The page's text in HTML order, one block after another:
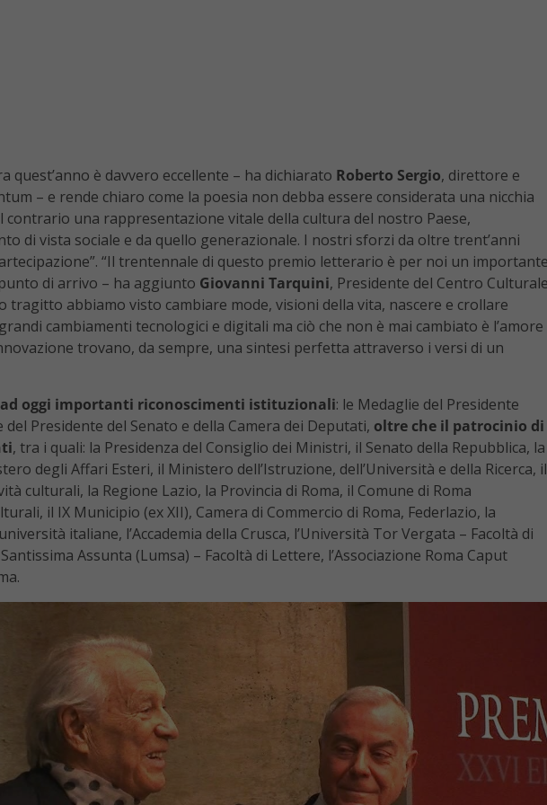
quest’anno è davvero eccellente – ha dichiarato Roberto Sergio, direttore e
– e rende chiaro come la poesia non debba essere considerata una nicchia
contrario una rappresentazione vitale della cultura del nostro Paese,
di vista sociale e da quello generazionale. I nostri sforzi da oltre trent’anni
“Il trentennale di questo premio letterario è per noi un
di arrivo – ha aggiunto Giovanni Tarquini, Presidente del Centro
tragitto abbiamo visto cambiare mode, visioni della vita, nascere e crollare
cambiamenti tecnologici e digitali ma ciò che non è mai cambiato è l’amore
trovano, da sempre, una sintesi perfetta attraverso i versi di un
oggi importanti riconoscimenti istituzionali: le Medaglie del Presidente
Presidente del Senato e della Camera dei Deputati, oltre che il patrocinio di
, tra i quali: la Presidenza del Consiglio dei Ministri, il Senato della Repubblica, la
degli Affari Esteri, il Ministero dell’Istruzione, dell’Università e della Ricerca, il
culturali, la Regione Lazio, la Provincia di Roma, il Comune di Roma
il IX Municipio (ex XII), Camera di Commercio di Roma, Federlazio, la
italiane, l’Accademia della Crusca, l’Università Tor Vergata – Facoltà di
Assunta (Lumsa) – Facoltà di Lettere, l’Associazione Roma Caput